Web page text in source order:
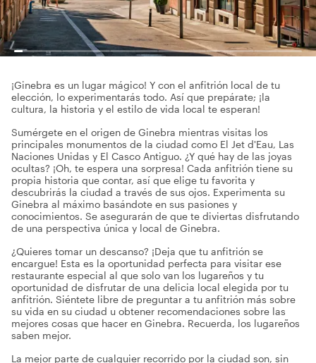
¡Ginebra es un lugar mágico! Y con el anfitrión local de tu
elección, lo experimentarás todo. Así que prepárate; ¡la
cultura, la historia y el estilo de vida local te esperan!
Sumérgete en el origen de Ginebra mientras visitas los
principales monumentos de la ciudad como El Jet d'Eau, Las
Naciones Unidas y El Casco Antiguo. ¿Y qué hay de las joyas
ocultas? ¡Oh, te espera una sorpresa! Cada anfitrión tiene su
propia historia que contar, así que elige tu favorita y
descubrirás la ciudad a través de sus ojos. Experimenta su
Ginebra al máximo basándote en sus pasiones y
conocimientos. Se asegurarán de que te diviertas disfrutando
de una perspectiva única y local de Ginebra.
¿Quieres tomar un descanso? ¡Deja que tu anfitrión se
encargue! Esta es la oportunidad perfecta para visitar ese
restaurante especial al que solo van los lugareños y tu
oportunidad de disfrutar de una delicia local elegida por tu
anfitrión. Siéntete libre de preguntar a tu anfitrión más sobre
su vida en su ciudad u obtener recomendaciones sobre las
mejores cosas que hacer en Ginebra. Recuerda, los lugareños
saben mejor.
La mejor parte de cualquier recorrido por la ciudad son, sin